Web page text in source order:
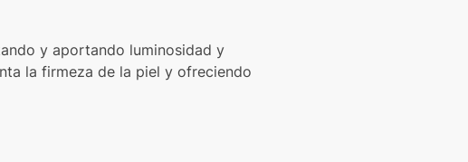
y aportando luminosidad y
la firmeza de la piel y ofreciendo